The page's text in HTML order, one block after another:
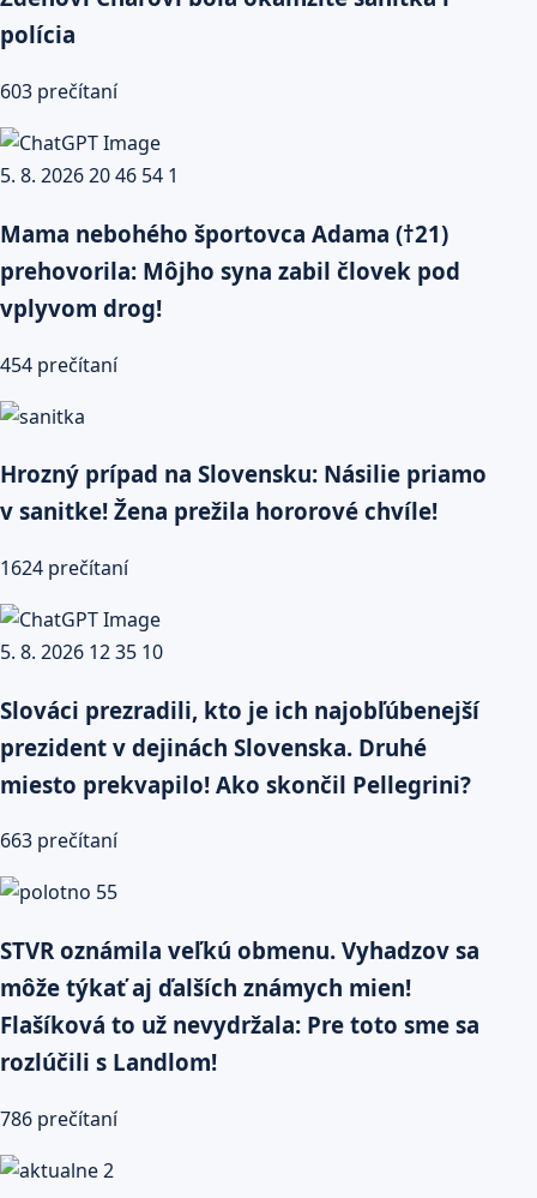
polícia
603 prečítaní
Mama nebohého športovca Adama (†21)
prehovorila: Môjho syna zabil človek pod
vplyvom drog!
454 prečítaní
Hrozný prípad na Slovensku: Násilie priamo
v sanitke! Žena prežila hororové chvíle!
1624 prečítaní
Slováci prezradili, kto je ich najobľúbenejší
prezident v dejinách Slovenska. Druhé
miesto prekvapilo! Ako skončil Pellegrini?
663 prečítaní
STVR oznámila veľkú obmenu. Vyhadzov sa
môže týkať aj ďalších známych mien!
Flašíková to už nevydržala: Pre toto sme sa
rozlúčili s Landlom!
786 prečítaní